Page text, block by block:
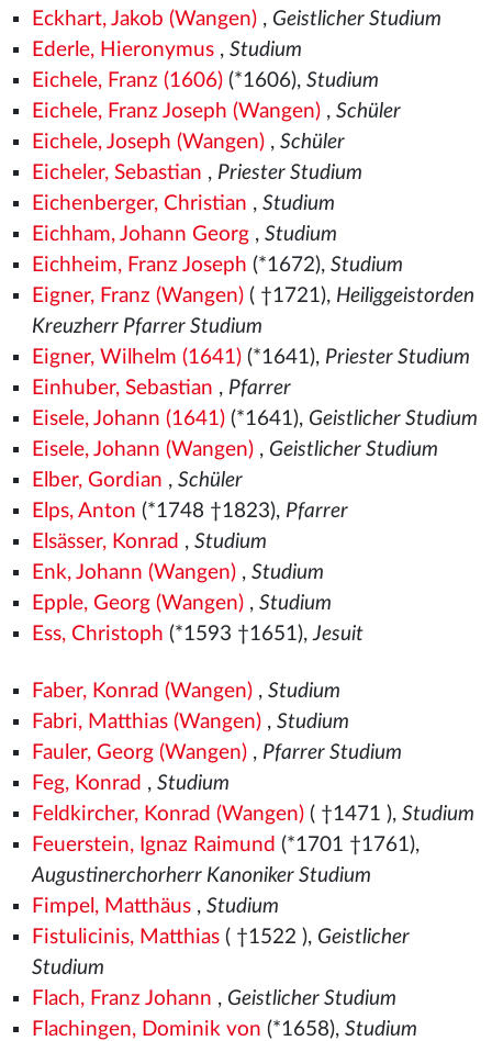
Eckhart, Jakob (Wangen), Geistlicher Studium
Ederle, Hieronymus, Studium
Eichele, Franz (1606)(*1606), Studium
Eichele, Franz Joseph (Wangen), Schüler
Eichele, Joseph (Wangen), Schüler
Eicheler, Sebastian , Priester Studium
Eichenberger, Christian , Studium
Eichham, Johann Georg, Studium
Eichheim, Franz Joseph (*1672), Studium
Eigner, Franz (Wangen)( †1721), Heiliggeistorden
Kreuzherr Pfarrer Studium
Eigner, Wilhelm (1641)(*1641), Priester Studium
Einhuber, Sebastian , Pfarrer
Eisele, Johann (1641)(*1641), Geistlicher Studium
Eisele, Johann (Wangen), Geistlicher Studium
Elber, Gordian , Schüler
Elps, Anton (*1748 †1823), Pfarrer
Elsässer, Konrad , Studium
Enk, Johann (Wangen), Studium
Epple, Georg (Wangen), Studium
Ess, Christoph (*1593 †1651),Jesuit
Faber, Konrad (Wangen), Studium
Fabri, Matthias (Wangen), Studium
Fauler, Georg (Wangen), Pfarrer Studium
Feg, Konrad , Studium
Feldkircher, Konrad (Wangen)( †1471 ), Studium
Feuerstein, Ignaz Raimund (*1701 †1761),
Augustinerchorherr Kanoniker Studium
Fimpel, Matthäus, Studium
Fistulicinis, Matthias( †1522 ), Geistlicher
Studium
Flach, Franz Johann , Geistlicher Studium
Flachingen, Dominik von (*1658), Studium